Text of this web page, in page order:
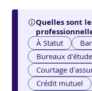
Quelles sont
À Statut
Bureaux
Courtage
Crédit mutuel